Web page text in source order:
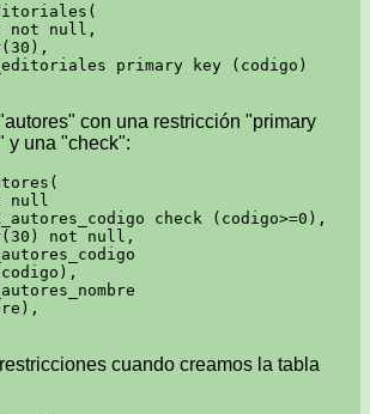
not null,
primary key (codigo)
con una restricción "primary
y una "check":
null
check (codigo>=0),
not null,
cuando creamos la tabla